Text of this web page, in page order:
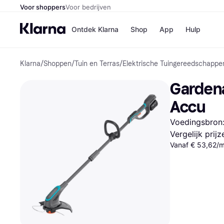
Voor shoppersVoor bedrijven
Ontdek Klarna Shop
Winkels
Bol
H&M
Kruidvat
App Hulp
Klarna/Shoppen/Tuin en Terras/Elektrische
Accu
Vergelijk
Vanaf € 53,62/